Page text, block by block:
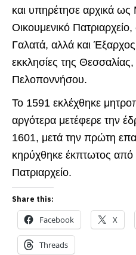
και υπηρέτησε αρχικά ως
Οικουμενικό
Γαλατά, αλλά και
εκκλησίες της
Πελοποννήσου.
Το 1591 εκλέχθηκε
αργότερα μετέφερε την
1601, μετά την πρώτη
κηρύχθηκε έκπτωτος από
Πατριαρχείο.
Share this:
Facebook X
Threads